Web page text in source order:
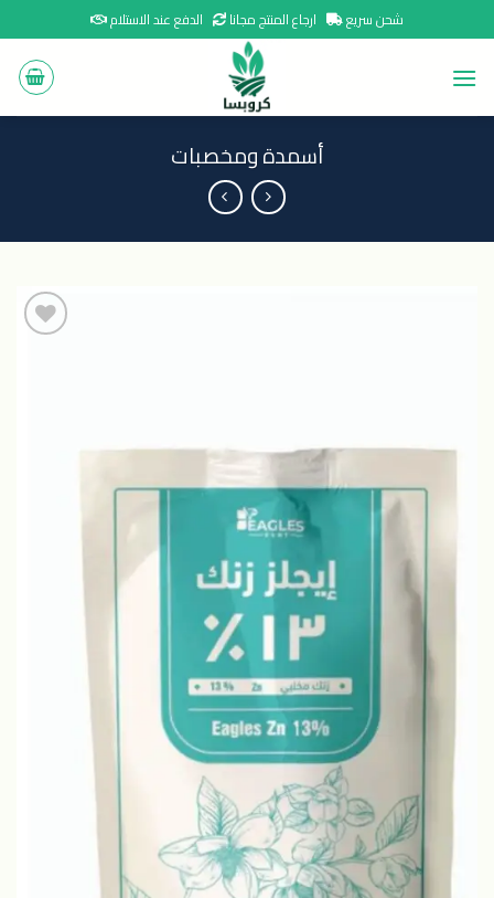
to
content
شحن سريع ارجاع المنتج مجانا الدفع عند الاستلام
أسمدة ومخصبات